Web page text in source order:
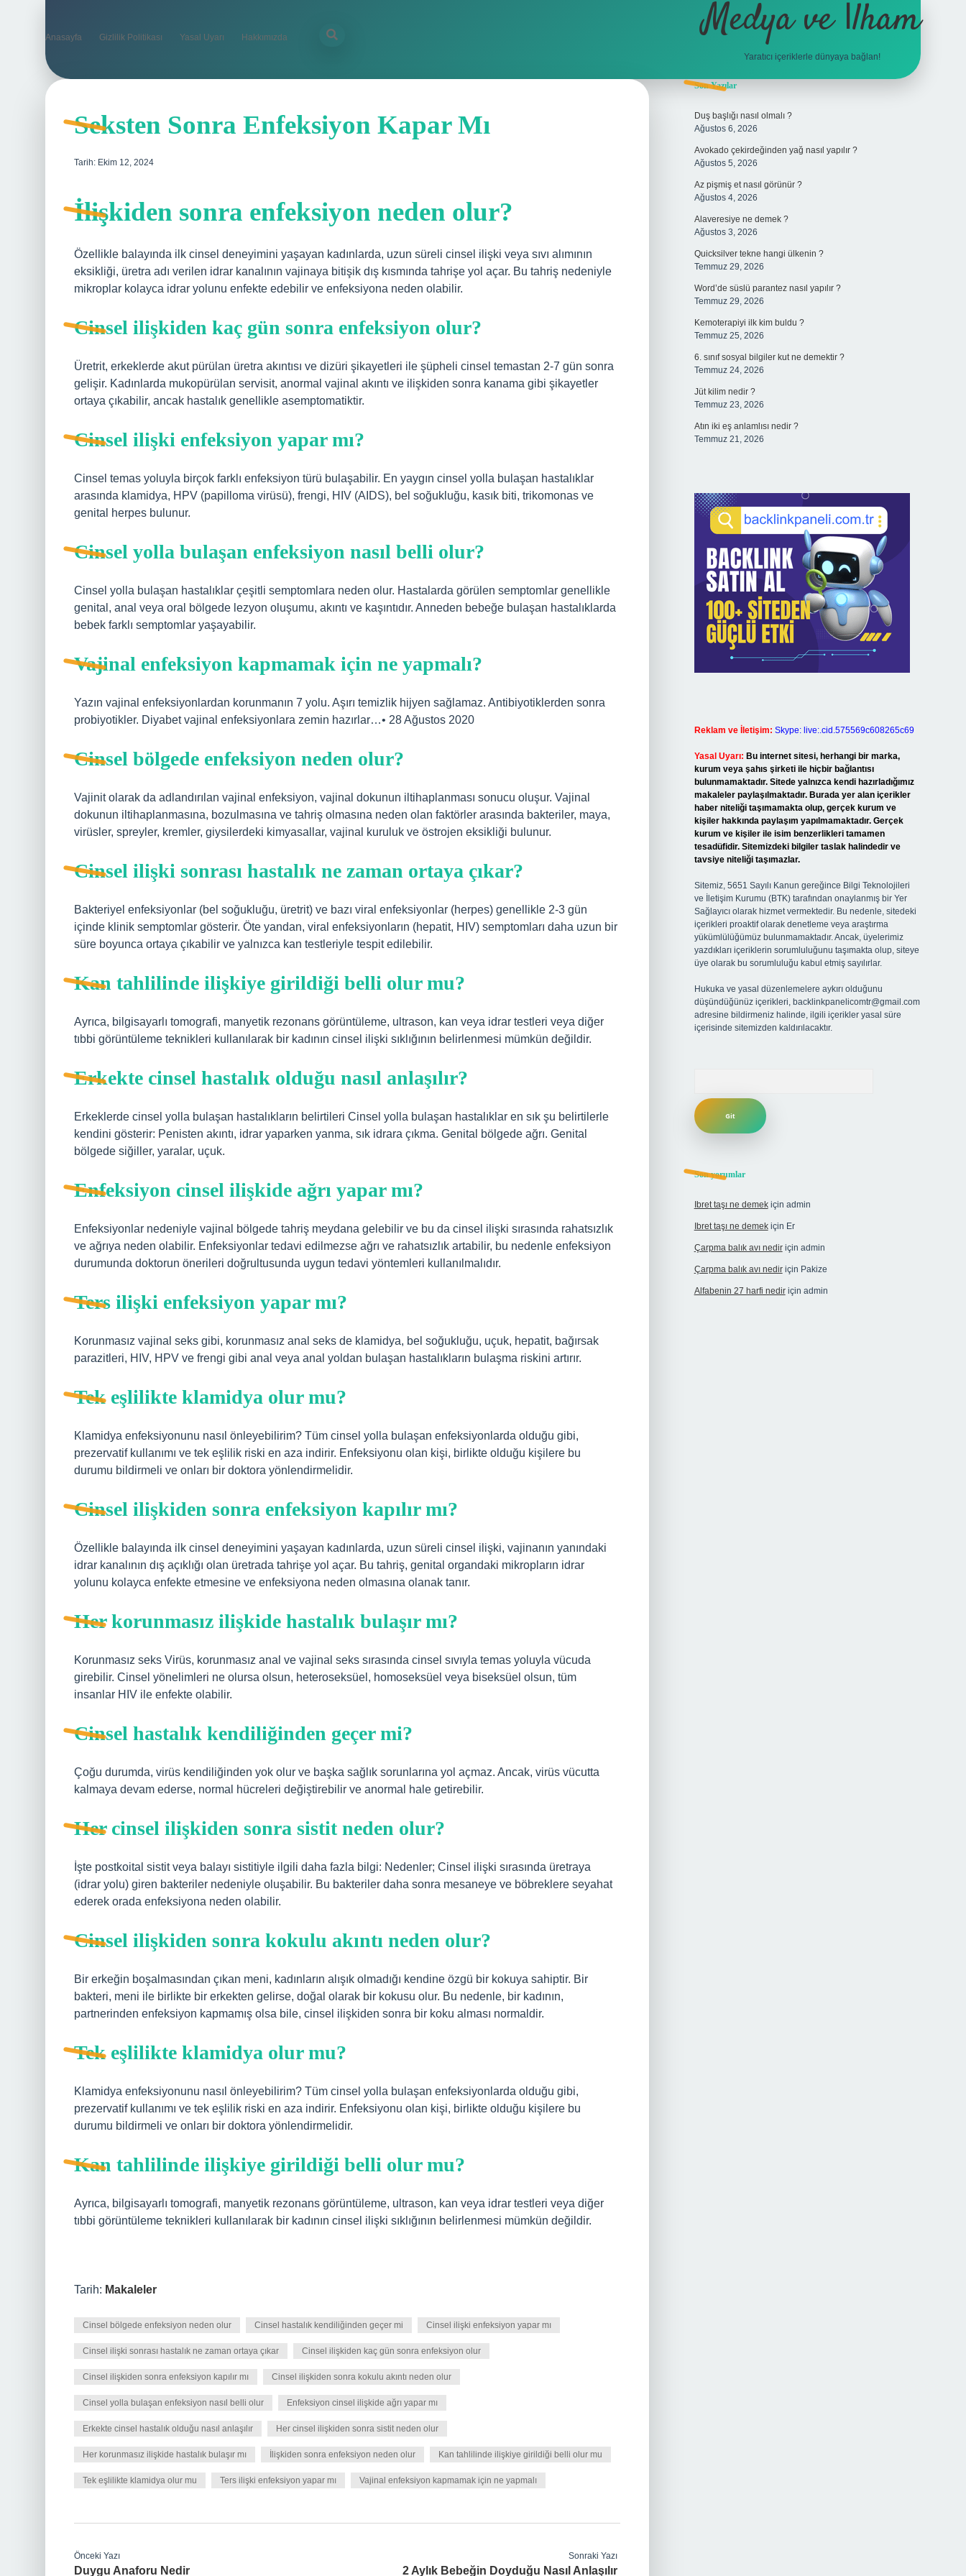
Anasayfa Gizlilik Politikası Yasal Uyarı Hakkımızda Medya ve İlham
Yaratıcı içeriklerle dünyaya bağlan!
Seksten Sonra Enfeksiyon Kapar Mı
Tarih: Ekim 12, 2024
İlişkiden sonra enfeksiyon neden olur?
Özellikle balayında ilk cinsel deneyimini yaşayan kadınlarda, uzun süreli cinsel ilişki veya sıvı alımının
eksikliği, üretra adı verilen idrar kanalının vajinaya bitişik dış kısmında tahrişe yol açar. Bu tahriş nedeniyle
mikroplar kolayca idrar yolunu enfekte edebilir ve enfeksiyona neden olabilir.
Cinsel ilişkiden kaç gün sonra enfeksiyon olur?
Üretrit, erkeklerde akut pürülan üretra akıntısı ve dizüri şikayetleri ile şüpheli cinsel temastan 2-7 gün sonra
gelişir. Kadınlarda mukopürülan servisit, anormal vajinal akıntı ve ilişkiden sonra kanama gibi şikayetler
ortaya çıkabilir, ancak hastalık genellikle asemptomatiktir.
Cinsel ilişki enfeksiyon yapar mı?
Cinsel temas yoluyla birçok farklı enfeksiyon türü bulaşabilir. En yaygın cinsel yolla bulaşan hastalıklar
arasında klamidya, HPV (papilloma virüsü), frengi, HIV (AIDS), bel soğukluğu, kasık biti, trikomonas ve
genital herpes bulunur.
Cinsel yolla bulaşan enfeksiyon nasıl belli olur?
Cinsel yolla bulaşan hastalıklar çeşitli semptomlara neden olur. Hastalarda görülen semptomlar genellikle
genital, anal veya oral bölgede lezyon oluşumu, akıntı ve kaşıntıdır. Anneden bebeğe bulaşan hastalıklarda
bebek farklı semptomlar yaşayabilir.
Vajinal enfeksiyon kapmamak için ne yapmalı?
Yazın vajinal enfeksiyonlardan korunmanın 7 yolu. Aşırı temizlik hijyen sağlamaz. Antibiyotiklerden sonra
probiyotikler. Diyabet vajinal enfeksiyonlara zemin hazırlar…• 28 Ağustos 2020
Cinsel bölgede enfeksiyon neden olur?
Vajinit olarak da adlandırılan vajinal enfeksiyon, vajinal dokunun iltihaplanması sonucu oluşur. Vajinal
dokunun iltihaplanmasına, bozulmasına ve tahriş olmasına neden olan faktörler arasında bakteriler, maya,
virüsler, spreyler, kremler, giysilerdeki kimyasallar, vajinal kuruluk ve östrojen eksikliği bulunur.
Cinsel ilişki sonrası hastalık ne zaman ortaya çıkar?
Bakteriyel enfeksiyonlar (bel soğukluğu, üretrit) ve bazı viral enfeksiyonlar (herpes) genellikle 2-3 gün
içinde klinik semptomlar gösterir. Öte yandan, viral enfeksiyonların (hepatit, HIV) semptomları daha uzun bir
süre boyunca ortaya çıkabilir ve yalnızca kan testleriyle tespit edilebilir.
Kan tahlilinde ilişkiye girildiği belli olur mu?
Ayrıca, bilgisayarlı tomografi, manyetik rezonans görüntüleme, ultrason, kan veya idrar testleri veya diğer
tıbbi görüntüleme teknikleri kullanılarak bir kadının cinsel ilişki sıklığının belirlenmesi mümkün değildir.
Erkekte cinsel hastalık olduğu nasıl anlaşılır?
Erkeklerde cinsel yolla bulaşan hastalıkların belirtileri Cinsel yolla bulaşan hastalıklar en sık şu belirtilerle
kendini gösterir: Penisten akıntı, idrar yaparken yanma, sık idrara çıkma. Genital bölgede ağrı. Genital
bölgede siğiller, yaralar, uçuk.
Enfeksiyon cinsel ilişkide ağrı yapar mı?
Enfeksiyonlar nedeniyle vajinal bölgede tahriş meydana gelebilir ve bu da cinsel ilişki sırasında rahatsızlık
ve ağrıya neden olabilir. Enfeksiyonlar tedavi edilmezse ağrı ve rahatsızlık artabilir, bu nedenle enfeksiyon
durumunda doktorun önerileri doğrultusunda uygun tedavi yöntemleri kullanılmalıdır.
Ters ilişki enfeksiyon yapar mı?
Korunmasız vajinal seks gibi, korunmasız anal seks de klamidya, bel soğukluğu, uçuk, hepatit, bağırsak
parazitleri, HIV, HPV ve frengi gibi anal veya anal yoldan bulaşan hastalıkların bulaşma riskini artırır.
Tek eşlilikte klamidya olur mu?
Klamidya enfeksiyonunu nasıl önleyebilirim? Tüm cinsel yolla bulaşan enfeksiyonlarda olduğu gibi,
prezervatif kullanımı ve tek eşlilik riski en aza indirir. Enfeksiyonu olan kişi, birlikte olduğu kişilere bu
durumu bildirmeli ve onları bir doktora yönlendirmelidir.
Cinsel ilişkiden sonra enfeksiyon kapılır mı?
Özellikle balayında ilk cinsel deneyimini yaşayan kadınlarda, uzun süreli cinsel ilişki, vajinanın yanındaki
idrar kanalının dış açıklığı olan üretrada tahrişe yol açar. Bu tahriş, genital organdaki mikropların idrar
yolunu kolayca enfekte etmesine ve enfeksiyona neden olmasına olanak tanır.
Her korunmasız ilişkide hastalık bulaşır mı?
Korunmasız seks Virüs, korunmasız anal ve vajinal seks sırasında cinsel sıvıyla temas yoluyla vücuda
girebilir. Cinsel yönelimleri ne olursa olsun, heteroseksüel, homoseksüel veya biseksüel olsun, tüm
insanlar HIV ile enfekte olabilir.
Cinsel hastalık kendiliğinden geçer mi?
Çoğu durumda, virüs kendiliğinden yok olur ve başka sağlık sorunlarına yol açmaz. Ancak, virüs vücutta
kalmaya devam ederse, normal hücreleri değiştirebilir ve anormal hale getirebilir.
Her cinsel ilişkiden sonra sistit neden olur?
İşte postkoital sistit veya balayı sistitiyle ilgili daha fazla bilgi: Nedenler; Cinsel ilişki sırasında üretraya
(idrar yolu) giren bakteriler nedeniyle oluşabilir. Bu bakteriler daha sonra mesaneye ve böbreklere seyahat
ederek orada enfeksiyona neden olabilir.
Cinsel ilişkiden sonra kokulu akıntı neden olur?
Bir erkeğin boşalmasından çıkan meni, kadınların alışık olmadığı kendine özgü bir kokuya sahiptir. Bir
bakteri, meni ile birlikte bir erkekten gelirse, doğal olarak bir kokusu olur. Bu nedenle, bir kadının,
partnerinden enfeksiyon kapmamış olsa bile, cinsel ilişkiden sonra bir koku alması normaldir.
Tek eşlilikte klamidya olur mu?
Klamidya enfeksiyonunu nasıl önleyebilirim? Tüm cinsel yolla bulaşan enfeksiyonlarda olduğu gibi,
prezervatif kullanımı ve tek eşlilik riski en aza indirir. Enfeksiyonu olan kişi, birlikte olduğu kişilere bu
durumu bildirmeli ve onları bir doktora yönlendirmelidir.
Kan tahlilinde ilişkiye girildiği belli olur mu?
Ayrıca, bilgisayarlı tomografi, manyetik rezonans görüntüleme, ultrason, kan veya idrar testleri veya diğer
tıbbi görüntüleme teknikleri kullanılarak bir kadının cinsel ilişki sıklığının belirlenmesi mümkün değildir.
Tarih: Makaleler
Cinsel bölgede enfeksiyon neden olur Cinsel hastalık kendiliğinden geçer mi Cinsel ilişki enfeksiyon yapar mı
Cinsel ilişki sonrası hastalık ne zaman ortaya çıkar Cinsel ilişkiden kaç gün sonra enfeksiyon olur
Cinsel ilişkiden sonra enfeksiyon kapılır mı Cinsel ilişkiden sonra kokulu akıntı neden olur
Cinsel yolla bulaşan enfeksiyon nasıl belli olur Enfeksiyon cinsel ilişkide ağrı yapar mı
Erkekte cinsel hastalık olduğu nasıl anlaşılır Her cinsel ilişkiden sonra sistit neden olur
Her korunmasız ilişkide hastalık bulaşır mı İlişkiden sonra enfeksiyon neden olur Kan tahlilinde ilişkiye girildiği belli olur mu
Tek eşlilikte klamidya olur mu Ters ilişki enfeksiyon yapar mı Vajinal enfeksiyon kapmamak için ne yapmalı
Önceki Yazı
Duygu Anaforu Nedir
Sonraki Yazı
2 Aylık Bebeğin Doyduğu Nasıl Anlaşılır
Sidebar
Son Yazılar
Duş başlığı nasıl olmalı ?
Ağustos 6, 2026
Avokado çekirdeğinden yağ nasıl yapılır ?
Ağustos 5, 2026
Az pişmiş et nasıl görünür ?
Ağustos 4, 2026
Alaveresiye ne demek ?
Ağustos 3, 2026
Quicksilver tekne hangi ülkenin ?
Temmuz 29, 2026
Word’de süslü parantez nasıl yapılır ?
Temmuz 29, 2026
Kemoterapiyi ilk kim buldu ?
Temmuz 25, 2026
6. sınıf sosyal bilgiler kut ne demektir ?
Temmuz 24, 2026
Jüt kilim nedir ?
Temmuz 23, 2026
Atın iki eş anlamlısı nedir ?
Temmuz 21, 2026
Reklam ve İletişim: Skype: live:.cid.575569c608265c69
Yasal Uyarı: Bu internet sitesi, herhangi bir marka,
kurum veya şahıs şirketi ile hiçbir bağlantısı
bulunmamaktadır. Sitede yalnızca kendi hazırladığımız
makaleler paylaşılmaktadır. Burada yer alan içerikler
haber niteliği taşımamakta olup, gerçek kurum ve
kişiler hakkında paylaşım yapılmamaktadır. Gerçek
kurum ve kişiler ile isim benzerlikleri tamamen
tesadüfidir. Sitemizdeki bilgiler taslak halindedir ve
tavsiye niteliği taşımazlar.
Sitemiz, 5651 Sayılı Kanun gereğince Bilgi Teknolojileri
ve İletişim Kurumu (BTK) tarafından onaylanmış bir Yer
Sağlayıcı olarak hizmet vermektedir. Bu nedenle, sitedeki
içerikleri proaktif olarak denetleme veya araştırma
yükümlülüğümüz bulunmamaktadır. Ancak, üyelerimiz
yazdıkları içeriklerin sorumluluğunu taşımakta olup, siteye
üye olarak bu sorumluluğu kabul etmiş sayılırlar.
Hukuka ve yasal düzenlemelere aykırı olduğunu
düşündüğünüz içerikleri, backlinkpanelicomtr@gmail.com
adresine bildirmeniz halinde, ilgili içerikler yasal süre
içerisinde sitemizden kaldırılacaktır.
Son yorumlar
Ibret taşı ne demekiçin admin
Ibret taşı ne demekiçin Er
Çarpma balık avı nediriçin admin
Çarpma balık avı nediriçin Pakize
Alfabenin 27 harfi nediriçin admin